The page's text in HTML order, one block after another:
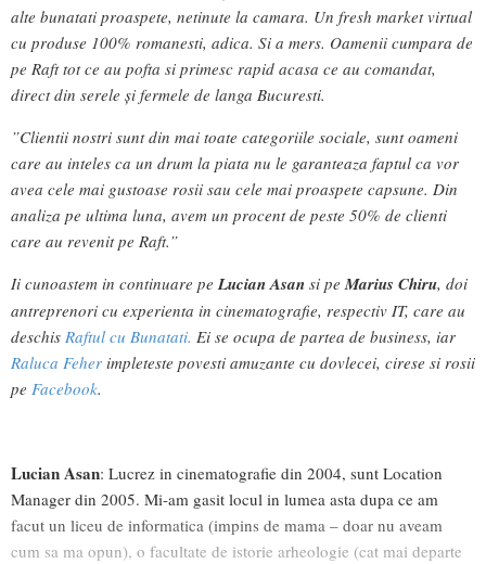
alte bunatati proaspete, netinute la camara. Un fresh market virtual
cu produse 100% romanesti, adica. Si a mers. Oamenii cumpara de
pe Raft tot ce au pofta si primesc rapid acasa ce au comandat,
direct din serele și fermele de langa Bucuresti.
”Clientii nostri sunt din mai toate categoriile sociale, sunt oameni
care au inteles ca un drum la piata nu le garanteaza faptul ca vor
avea cele mai gustoase rosii sau cele mai proaspete capsune. Din
analiza pe ultima luna, avem un procent de peste 50% de clienti
care au revenit pe Raft.”
Ii cunoastem in continuare pe Lucian Asan si pe Marius Chiru, doi
antreprenori cu experienta in cinematografie, respectiv IT, care au
deschis Raftul cu Bunatati. Ei se ocupa de partea de business, iar
Raluca Feher impleteste povesti amuzante cu dovlecei, cirese si rosii
pe Facebook.
Lucian Asan: Lucrez in cinematografie din 2004, sunt Location
Manager din 2005. Mi-am gasit locul in lumea asta dupa ce am
facut un liceu de informatica (impins de mama – doar nu aveam
cum sa ma opun), o facultate de istorie arheologie (cat mai departe